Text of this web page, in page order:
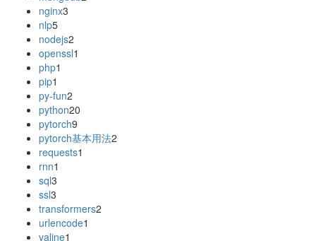
nginx3
nlp5
nodejs2
openssl1
php1
pip1
py-fun2
python20
pytorch9
pytorch基本用法2
requests1
rnn1
sql3
ssl3
transformers2
urlencode1
valine1